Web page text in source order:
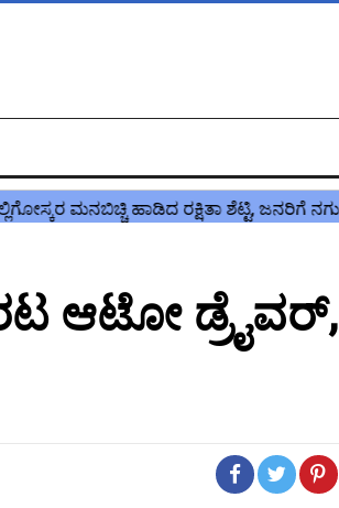
ಆಟೋ ಡ್ರೈವರ್,